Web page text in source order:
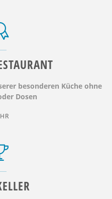
besonderen Küche ohne
Dosen